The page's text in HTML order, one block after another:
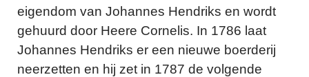
eigendom van Johannes Hendriks en wordt
gehuurd door Heere Cornelis. In 1786 laat
Johannes Hendriks er een nieuwe boerderij
neerzetten en hij zet in 1787 de volgende